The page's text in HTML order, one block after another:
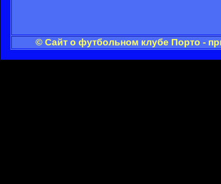
© Сайт о футбольном клубе Порто -